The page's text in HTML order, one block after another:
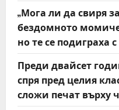
„Мога ли да свиря
бездомното момиче
но те се подиграха
Преди двайсет
спря пред целия
сложи печат върху